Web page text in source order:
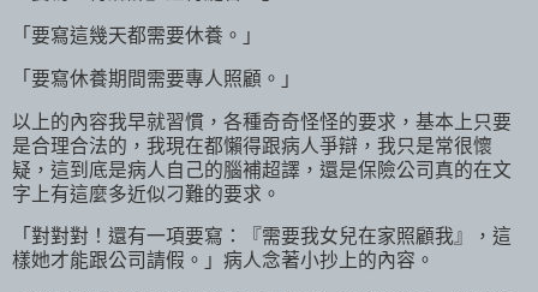
「要寫這幾天都需要休養。」
「要寫休養期間需要專人照顧。」
以上的內容我早就習慣，各種奇奇怪怪的要求，基本上只要
是合理合法的，我現在都懶得跟病人爭辯，我只是常很懷
疑，這到底是病人自己的腦補超譯，還是保險公司真的在文
字上有這麼多近似刁難的要求。
「對對對！還有一項要寫：『需要我女兒在家照顧我』，這
樣她才能跟公司請假。」病人念著小抄上的內容。